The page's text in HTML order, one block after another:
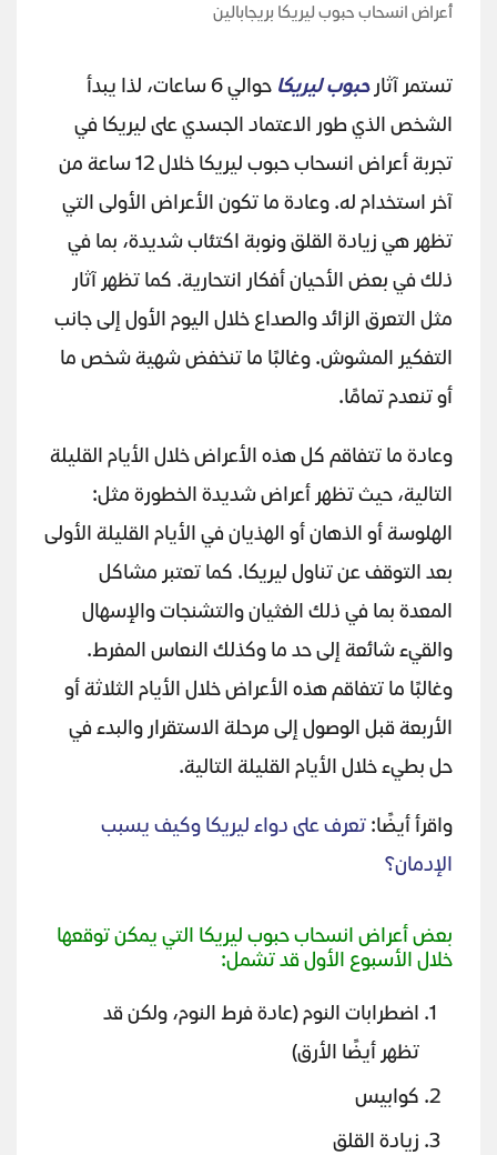
أعراض انسحاب حبوب ليريكا بريجابالين
تستمر آثارحبوب ليريكا
حوالي 6 ساعات، لذا يبدأ
الشخص الذي طور الاعتماد الجسدي على ليريكا في
تجربة أعراض انسحاب حبوب ليريكا خلال 12 ساعة من
آخر استخدام له. وعادة ما تكون الأعراض الأولى التي
تظهر هي زيادة القلق ونوبة اكتئاب شديدة، بما في
ذلك في بعض الأحيان أفكار انتحارية. كما تظهر آثار
مثل التعرق الزائد والصداع خلال اليوم الأول إلى جانب
التفكير المشوش. وغالبًا ما تنخفض شهية شخص ما
أو تنعدم تمامًا.
وعادة ما تتفاقم كل هذه الأعراض خلال الأيام القليلة
التالية، حيث تظهر أعراض شديدة الخطورة مثل:
الهلوسة أو الذهان أو الهذيان في الأيام القليلة الأولى
بعد التوقف عن تناول ليريكا. كما تعتبر مشاكل
المعدة بما في ذلك الغثيان والتشنجات والإسهال
والقيء شائعة إلى حد ما وكذلك النعاس المفرط.
وغالبًا ما تتفاقم هذه الأعراض خلال الأيام الثلاثة أو
الأربعة قبل الوصول إلى مرحلة الاستقرار والبدء في
حل بطيء خلال الأيام القليلة التالية.
واقرأ أيضًا: تعرف على دواء ليريكا وكيف يسبب
الإدمان؟
بعض أعراض انسحاب حبوب ليريكا التي يمكن توقعها
خلال الأسبوع الأول قد تشمل:
اضطرابات النوم (عادة فرط النوم، ولكن قد
تظهر أيضًا الأرق)
كوابيس
زيادة القلق